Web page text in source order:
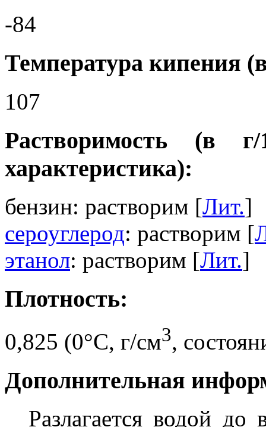
-84
Температура кипения
107
Растворимость (в
характеристика):
бензин: растворим [Лит.]
сероуглерод: растворим [
этанол: растворим [Лит.]
Плотность:
0,825 (0°C, г/см3,
Дополнительная
Разлагается водой